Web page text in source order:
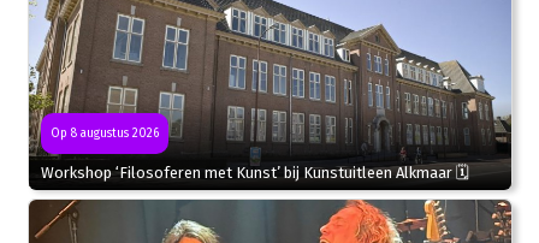
Op 8 augustus 2026
Workshop ‘Filosoferen met Kunst’ bij Kunstuitleen Alkmaar 🗓